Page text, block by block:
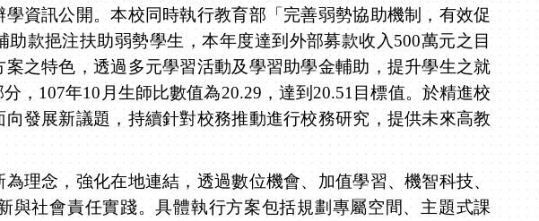
學資訊公開。本校同時執行教育部「完善弱勢協助機制，有效促
助款挹注扶助弱勢學生 ，本年度達到外部募款收入 500萬元之目
之特色，透過多元學習活動及學習助學金輔助 ， 提升學生之就
， 107年10 月生師比數值為20.29 ，達到 20.51 目標值。 於精進校
向發展新議題，持續針對校務推動進行校務研究 ， 提供未來高教
念，強化在地連結，透過數位機會、加值學習、機智科技、
與社會責任實踐。具體執行方案包括規劃專屬空間、主題式課